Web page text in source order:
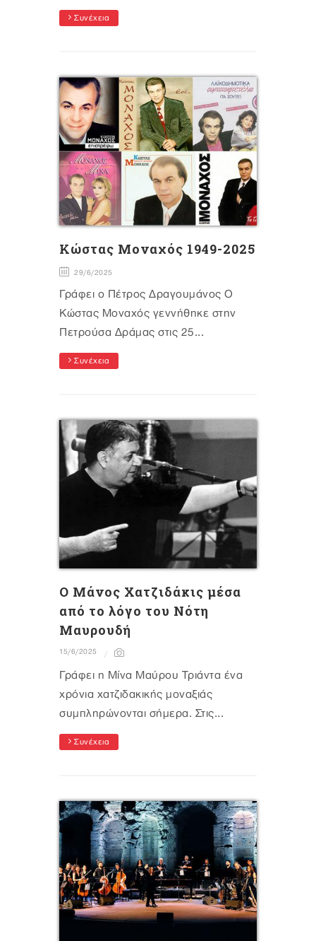
Συνέχεια
Κώστας Μοναχός 1949-2025
29/6/2025
Γράφει ο Πέτρος Δραγουμάνος Ο
Κώστας Μοναχός γεννήθηκε στην
Πετρούσα Δράμας στις 25...
Συνέχεια
Ο Μάνος Χατζιδάκις μέσα
από το λόγο του Νότη
Μαυρουδή
15/6/2025
Γράφει η Μίνα Μαύρου Τριάντα ένα
χρόνια χατζιδακικής μοναξιάς
συμπληρώνονται σήμερα. Στις...
Συνέχεια